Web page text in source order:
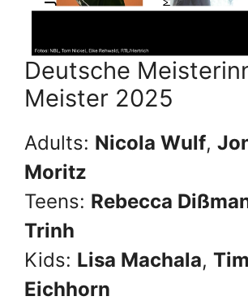
Deutsche
Meister 2025
Adults: Nicola Wulf,
Moritz
Teens: Rebecca
Trinh
Kids: Lisa Machala, Tim
Eichhorn